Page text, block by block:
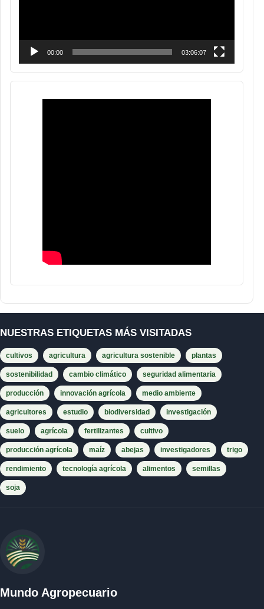
00:00 03:06:07
NUESTRAS ETIQUETAS MÁS VISITADAS
cultivos agricultura agricultura sostenible plantas
sostenibilidad cambio climático seguridad alimentaria
producción innovación agrícola medio ambiente
agricultores estudio biodiversidad investigación
suelo agrícola fertilizantes cultivo
producción agrícola maíz abejas investigadores trigo
rendimiento tecnología agrícola alimentos semillas
soja
Mundo Agropecuario